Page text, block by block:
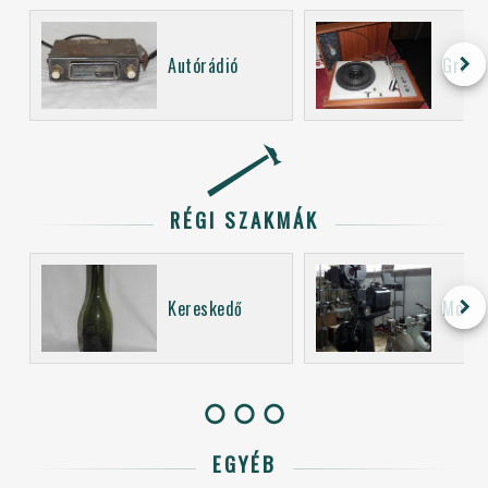
Autórádió keyboard_arrow_right
RÉGI SZAKMÁK
Kereskedő Mozi
keyboard_arrow_right
EGYÉB